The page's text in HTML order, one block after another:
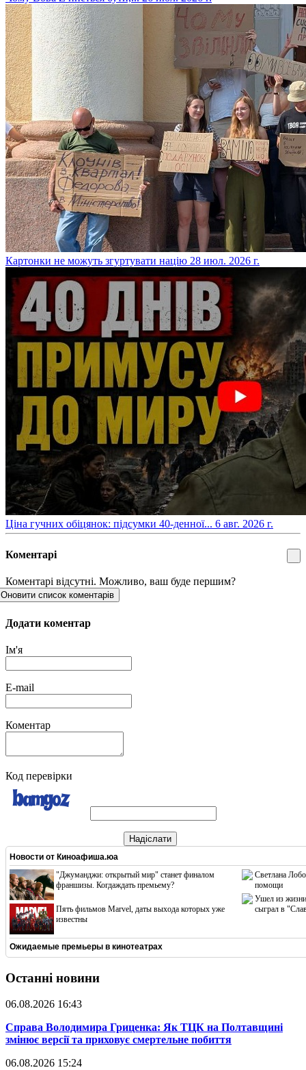
​Картонки не можуть згуртувати націю 28 июл. 2026 г.
​Ціна гучних обіцянок: підсумки 40-денної... 6 авг. 2026 г.
Коментарі
Коментарі відсутні. Можливо, ваш буде першим?
Оновити список коментарів
Додати коментар
Ім'я
E-mail
Коментар
Код перевірки
Надіслати
Новости от Киноафиша.юа
"Джуманджи: открытый мир" станет финалом
франшизы. Когдаждать премьему?
Пять фильмов Marvel, даты выхода которых уже
известны
Светлана
помощи
Ушел из жизни
сыграл в
Ожидаемые премьеры в кинотеатрах
Останні новини
06.08.2026 16:43
​Справа Володимира Гриценка: Як ТЦК на Полтавщині
змінює версії та приховує смертельне побиття
06.08.2026 15:24